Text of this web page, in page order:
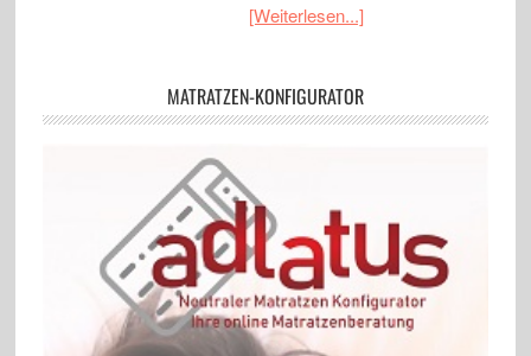
[Weiterlesen...]
MATRATZEN-KONFIGURATOR